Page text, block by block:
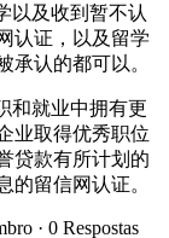
以及收到暂不认
认证，以及留学
承认的都可以。
和就业中拥有更
业取得优秀职位
贷款有所计划的
的留信网认证。
· 0 Respostas